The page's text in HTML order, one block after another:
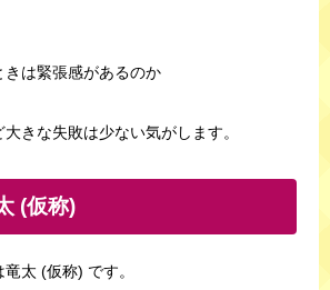
は緊張感があるのか
きな失敗は少ない気がします。
(仮称)
太 (仮称) です。